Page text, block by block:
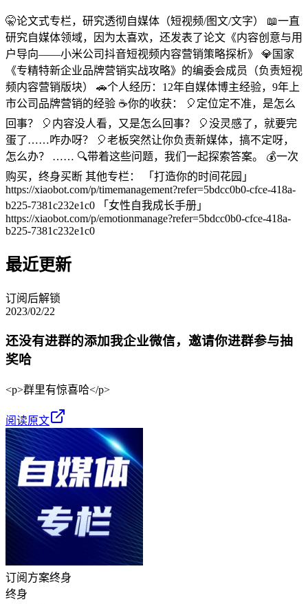
🤫论文式专栏，研究透彻自媒体（短视频/图文/文字） 📖一直
研究自媒体领域，因为太喜欢，还发表了论文《内容创意与用
户导向——小米公司抖音短视频内容营销策略探析》 💎国家
《专精特新企业品牌营销实战攻略》的编委会成员（负责短视
频内容营销版块） 🚗个人经历：12年自媒体博主经验，9年上
市公司品牌营销的经验 ☕你的收获： 🎈定位定不准，是怎么
回事？ 🎈内容没人看，又是怎么回事？ 🎈没灵感了，就要完
蛋了……咋办呀？ 🎈老板突然让你负责新媒体，搞不定呀，
怎么办？ …… 🔍带着这些问题，我们一起探索答案。 💰一次
购买，终身买断 其他专栏： 「打造你的时间花园」
https://xiaobot.com/p/timemanagement?refer=5bdcc0b0-cfce-418a-
b225-7381c232e1c0 「女性自我成长手册」
https://xiaobot.com/p/emotionmanage?refer=5bdcc0b0-cfce-418a-
b225-7381c232e1c0
最近更新
订阅后解锁
2023/02/22
还没有进群的添加我企业微信，邀请你进群参与抽
奖哈
<p>群里有惊喜哈</p>
阅读原文
订阅方案终身
终身